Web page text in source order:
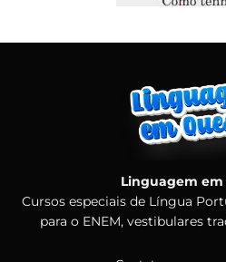
Linguagem em
Cursos especiais de Língua
para o ENEM, vestibulares